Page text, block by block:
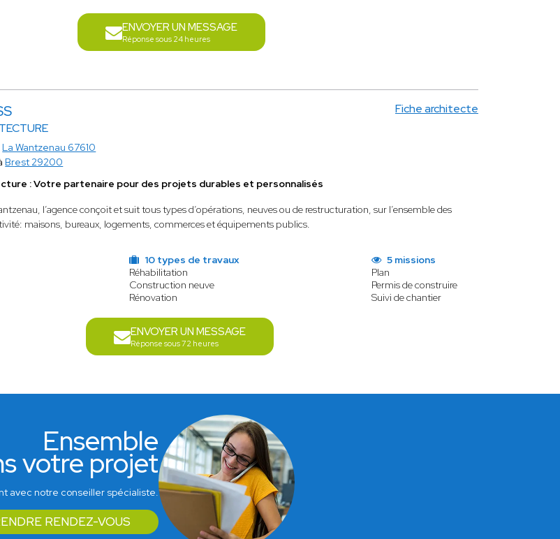
ENVOYER UN MESSAGE
Réponse sous 24 heures
Fiche architecte
La Wantzenau 67610
Brest 29200
: Votre partenaire pour des projets durables et personnalisés
l’agence conçoit et suit tous types d’opérations, neuves ou de restructuration, sur l’ensemble des
maisons, bureaux, logements, commerces et équipements publics.
10 types de travaux
Réhabilitation
Construction neuve
Rénovation
5 missions
Plan
Permis de construire
Suivi de chantier
ENVOYER UN MESSAGE
Réponse sous 72 heures
Ensemble
votre projet
avec notre conseiller spécialiste.
RENDEZ-VOUS